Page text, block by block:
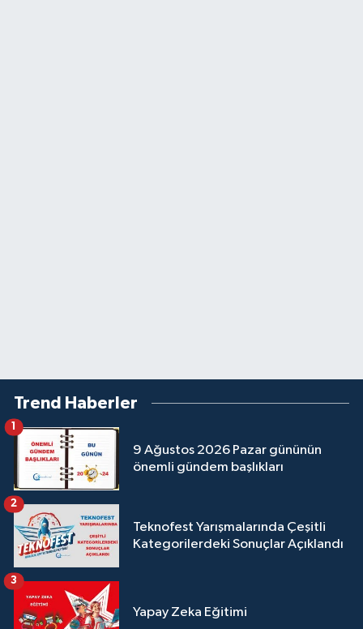
Trend Haberler
9 Ağustos 2026 Pazar gününün
önemli gündem başlıkları
1
Teknofest Yarışmalarında Çeşitli
Kategorilerdeki Sonuçlar Açıklandı
2
Yapay Zeka Eğitimi
3